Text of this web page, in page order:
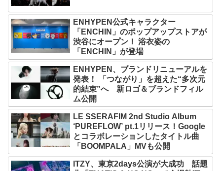
ENHYPEN公式キャラクター
「ENCHIN」のポップアップストアが
渋谷にオープン！ 浴衣姿の
「ENCHIN」が登場
ENHYPEN、ブランドリニューアルを
発表！ 「つながり」を超えた“多次元
的結束”へ 新ロゴ＆ブランドフィル
ム公開
LE SSERAFIM 2nd Studio Album
‘PUREFLOW’ pt.1リリース！Google
とコラボレーションしたタイトル曲
「BOOMPALA」MVも公開
ITZY、東京2days公演が大成功 話題